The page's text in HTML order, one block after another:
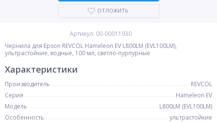
ОТЛОЖИТЬ
Артикул: 00-00011930
Чернила для Epson REVCOL Hameleon EV L800LM (EVL100LM),
ультрастойкие, водные, 100 мл, светло-пурпурные
Характеристики
Производитель
REVCOL
Серия
Hameleon EV
Модель
L800LM (EVL100LM)
Особенность
ультрастойкие